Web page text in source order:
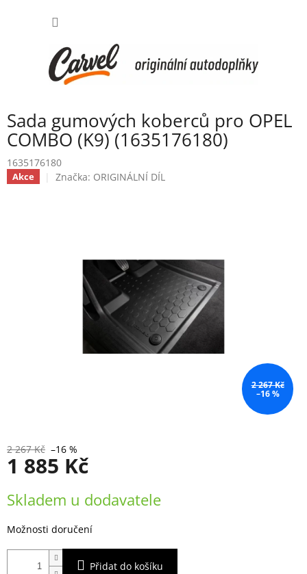
Sada gumových koberců pro OPEL
COMBO (K9) (1635176180)
1635176180
Akce Značka: ORIGINÁLNÍ DÍL
2 267 Kč
–16 %
2 267 Kč –16 %
1 885 Kč
cena:
Skladem u dodavatele
Možnosti doručení
Přidat do košíku